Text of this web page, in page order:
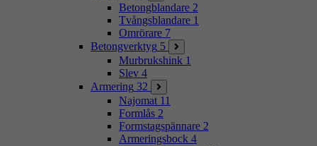
Betongblandare 2
Tvångsblandare 1
Omrörare 7
Betongverktyg 5
Murbrukshink 1
Slev 4
Armering 32
Najomat 11
Formlås 2
Formstagspännare 2
Armeringsbock 4